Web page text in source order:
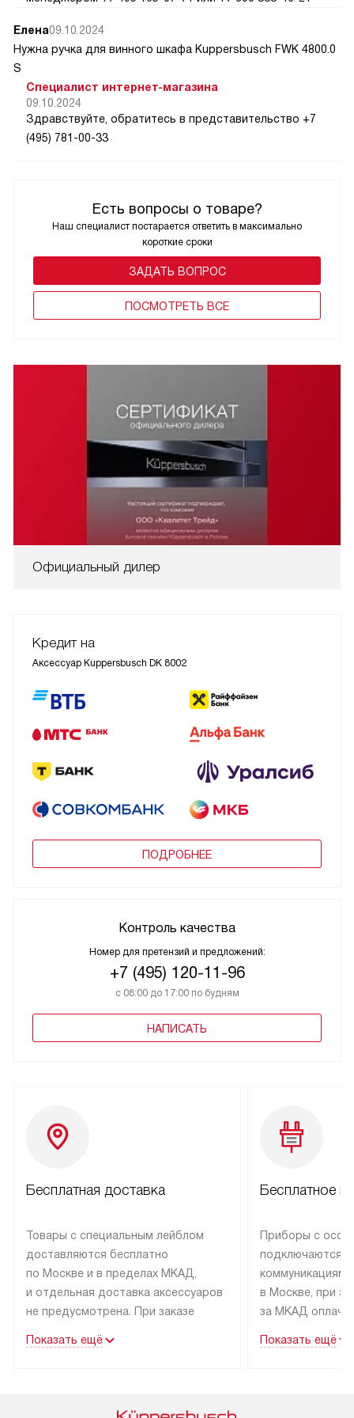
Есть вопросы о товаре?
Наш специалист постарается ответить в максимально
короткие сроки
ЗАДАТЬ ВОПРОС
ПОCМОТРЕТЬ ВСЕ
Елена09.10.2024
Нужна ручка для винного шкафа Kuppersbusch FWK 4800.0
S
Специалист интернет-магазина
09.10.2024
Здравствуйте, обратитесь в представительство +7
(495) 781-00-33
Официальный дилер
Кредит на
Аксессуар Kuppersbusch DK 8002
ПОДРОБНЕЕ
Контроль качества
Номер для претензий и предложений:
+7 (495) 120-11-96
с 08:00 до 17:00 по будням
НАПИСАТЬ
Бесплатная доставка
Товары с специальным лейблом
доставляются бесплатно
по Москве и в пределах МКАД,
и отдельная доставка аксессуаров
не предусмотрена. При заказе
рекомендуем обсудить
Показать ещё
Бесплатное
Приборы с
подключаются к
коммуникациям
в Москве, при
за МКАД
партнера
Показать ещё